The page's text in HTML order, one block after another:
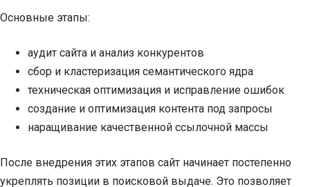
Основные этапы:
аудит сайта и анализ конкурентов
сбор и кластеризация семантического ядра
техническая оптимизация и исправление ошибок
создание и оптимизация контента под запросы
наращивание качественной ссылочной массы
После внедрения этих этапов сайт начинает постепенно
укреплять позиции в поисковой выдаче. Это позволяет